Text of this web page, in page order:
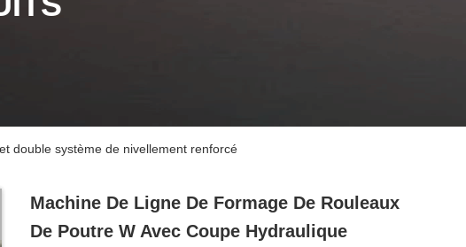
double système de nivellement renforcé
Machine De Ligne De Formage De Rouleaux
De Poutre W Avec Coupe Hydraulique